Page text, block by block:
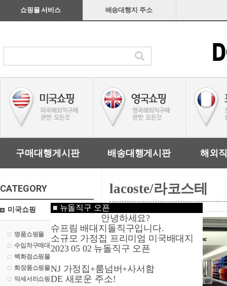
■ 뉴돌직구 오픈
안녕하세요?
슈프림 배대지돌직구입니다.
소규모 가정집 프리미엄 미국배대지
2023 05 02 뉴돌직구 오픈
NJ 가정집+룸넘버+사서함
DE 새로운 주소!
쇼핑몰 서비스 배송대행지 주소
구매대행게시판 배송대행게시판 해외
CATEGORY
미국쇼핑
명품쇼핑몰
수입차구매대행
백화점쇼핑몰
화장품쇼핑몰
악세서리쇼핑몰
lacoste/라코스테